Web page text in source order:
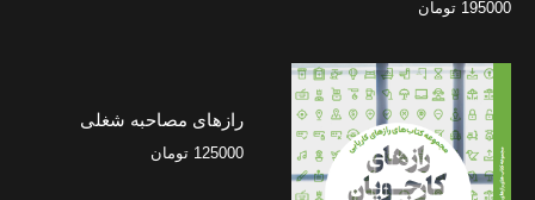
195000 تومان
رازهای مصاحبه شغلی
125000 تومان